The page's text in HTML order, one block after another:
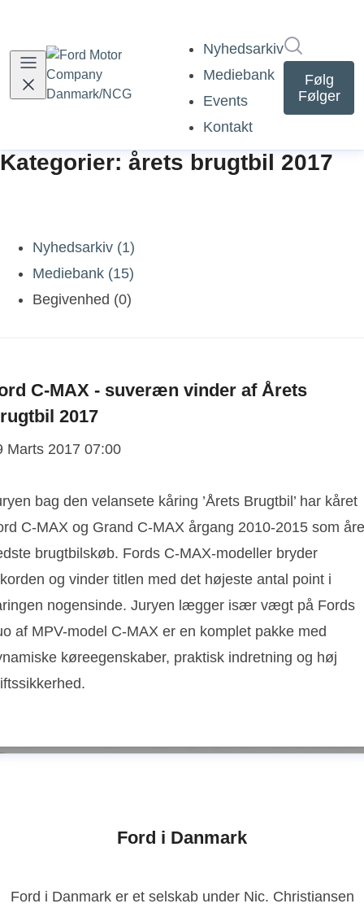
Nyhedsarkiv
Mediebank
Events
Kontakt
Følg
Følger
Kategorier: årets brugtbil 2017
Nyhedsarkiv (1)
Mediebank (15)
Begivenhed (0)
C-MAX - suveræn vinder af Årets
2017
Marts 2017 07:00
bag den velansete kåring ’Årets Brugtbil’ har kåret
C-MAX og Grand C-MAX årgang 2010-2015 som
brugtbilskøb. Fords C-MAX-modeller bryder
og vinder titlen med det højeste antal point i
nogensinde. Juryen lægger især vægt på Fords
af MPV-model C-MAX er en komplet pakke med
køreegenskaber, praktisk indretning og høj
Ford i Danmark
Ford i Danmark er et selskab under Nic. Christiansen